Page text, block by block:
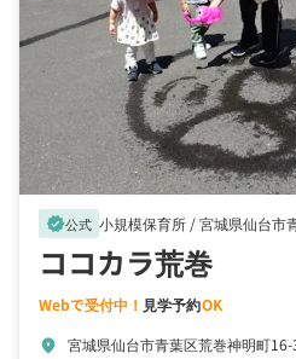
verified公式 小規模保育所 /宮城県仙台市
ココカラ荒巻
Webで受付中！ 見学予約OK
location_on 宮城県仙台市青葉区荒巻神明町